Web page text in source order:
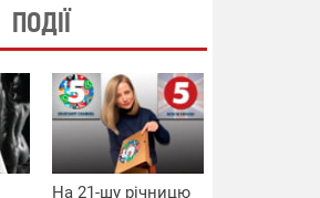
ПОДІЇ
На 21-шу річницю